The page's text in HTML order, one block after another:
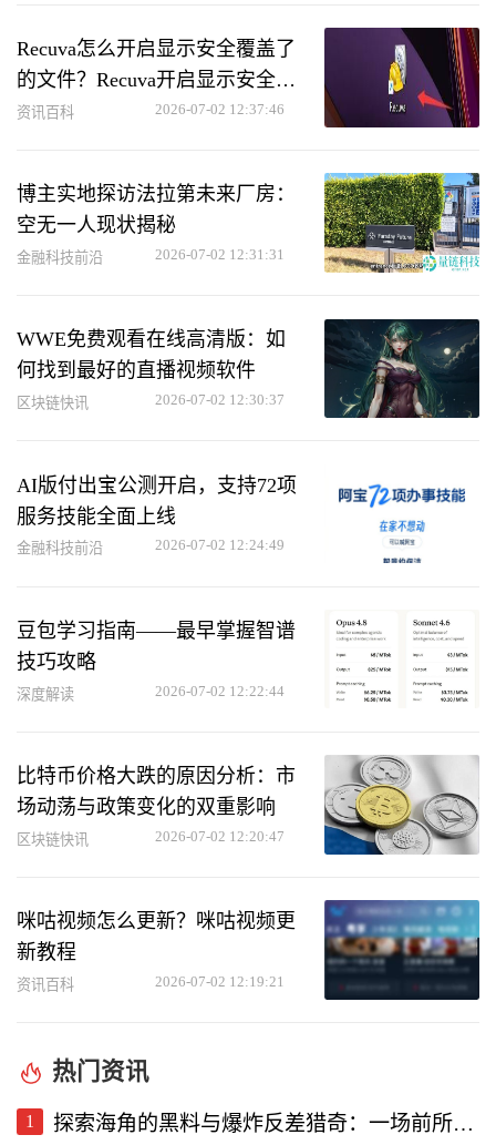
Recuva怎么开启显示安全覆盖了
的文件？Recuva开启显示安全覆
盖了的文件教程
资讯百科 2026-07-02 12:37:46
博主实地探访法拉第未来厂房：
空无一人现状揭秘
金融科技前沿 2026-07-02 12:31:31
WWE免费观看在线高清版：如
何找到最好的直播视频软件
区块链快讯 2026-07-02 12:30:37
AI版付出宝公测开启，支持72项
服务技能全面上线
金融科技前沿 2026-07-02 12:24:49
豆包学习指南——最早掌握智谱
技巧攻略
深度解读 2026-07-02 12:22:44
比特币价格大跌的原因分析：市
场动荡与政策变化的双重影响
区块链快讯 2026-07-02 12:20:47
咪咕视频怎么更新？咪咕视频更
新教程
资讯百科 2026-07-02 12:19:21
热门资讯
1 探索海角的黑料与爆炸反差猎奇：一场前所未有的直播视频体验